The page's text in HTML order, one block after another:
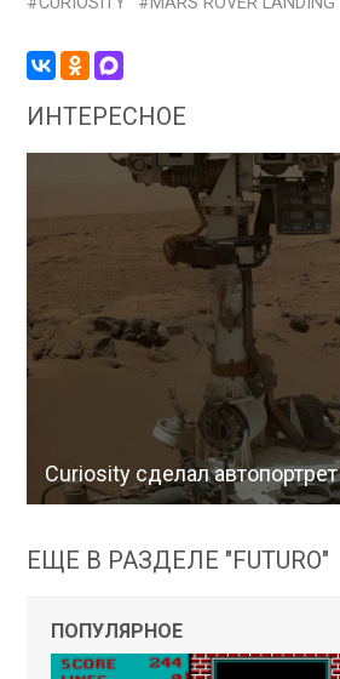
ИНТЕРЕСНОЕ
Curiosity сделал автопортрет
ЕЩЕ В РАЗДЕЛЕ "FUTURO"
ПОПУЛЯРНОЕ